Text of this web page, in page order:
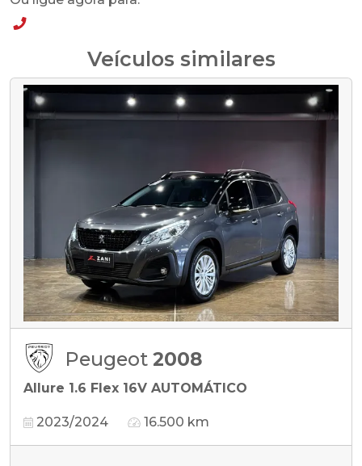
Veículos similares
Peugeot 2008
Allure 1.6 Flex 16V AUTOMÁTICO
2023/2024 16.500 km